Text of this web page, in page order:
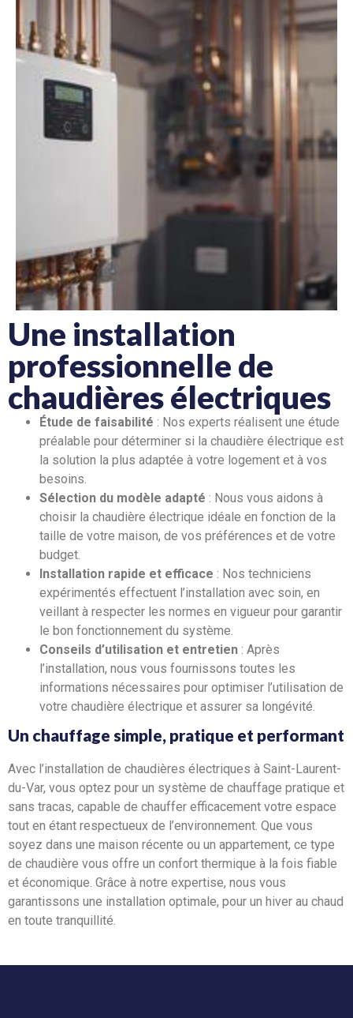
Une installation
professionnelle de
chaudières électriques
Étude de faisabilité : Nos experts réalisent une étude
préalable pour déterminer si la chaudière électrique est
la solution la plus adaptée à votre logement et à vos
besoins.
Sélection du modèle adapté : Nous vous aidons à
choisir la chaudière électrique idéale en fonction de la
taille de votre maison, de vos préférences et de votre
budget.
Installation rapide et efficace : Nos techniciens
expérimentés effectuent l’installation avec soin, en
veillant à respecter les normes en vigueur pour garantir
le bon fonctionnement du système.
Conseils d’utilisation et entretien : Après
l’installation, nous vous fournissons toutes les
informations nécessaires pour optimiser l’utilisation de
votre chaudière électrique et assurer sa longévité.
Un chauffage simple, pratique et performant
Avec l’installation de chaudières électriques à Saint-Laurent-
du-Var, vous optez pour un système de chauffage pratique et
sans tracas, capable de chauffer efficacement votre espace
tout en étant respectueux de l’environnement. Que vous
soyez dans une maison récente ou un appartement, ce type
de chaudière vous offre un confort thermique à la fois fiable
et économique. Grâce à notre expertise, nous vous
garantissons une installation optimale, pour un hiver au chaud
en toute tranquillité.